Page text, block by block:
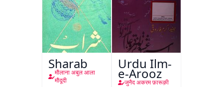
Sharab
मौलाना अबुल आला
मौदूदी
Urdu Ilm-
e-Arooz
जुनैद अकरम फ़ारूक़ी